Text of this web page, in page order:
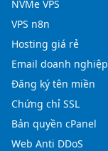
NVMe VPS
VPS n8n
Hosting giá rẻ
Email doanh nghiệp
Đăng ký tên miền
Chứng chỉ SSL
Bản quyền cPanel
Web Anti DDoS